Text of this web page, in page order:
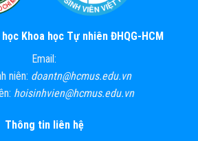
Khoa học Tự nhiên ĐHQG-HCM
Email:
niên: doantn@hcmus.edu.vn
hoisinhvien@hcmus.edu.vn
Thông tin liên hệ